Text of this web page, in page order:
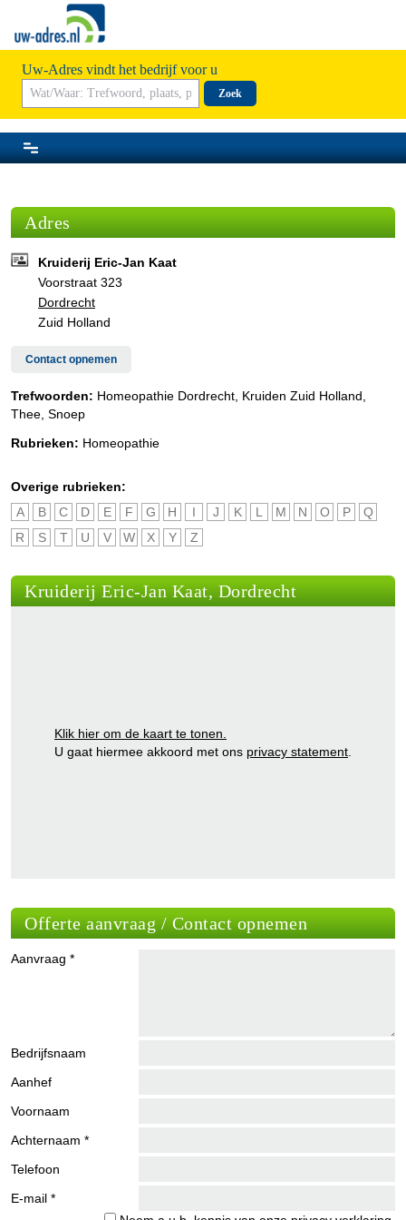
Uw-Adres vindt het bedrijf voor u
Zoek
Adres
Kruiderij Eric-Jan Kaat
Voorstraat 323
Dordrecht
Zuid Holland
Contact opnemen
Trefwoorden: Homeopathie Dordrecht, Kruiden Zuid Holland,
Thee, Snoep
Rubrieken: Homeopathie
Overige rubrieken:
A
B C D E F G H I J K L M N O P
Q
R
S T U V W X Y Z
Kruiderij Eric-Jan Kaat, Dordrecht
Klik hier om de kaart te tonen.
U gaat hiermee akkoord met ons privacy statement
Offerte aanvraag / Contact opnemen
Aanvraag *
Bedrijfsnaam
Aanhef
Voornaam
Achternaam *
Telefoon
E-mail *